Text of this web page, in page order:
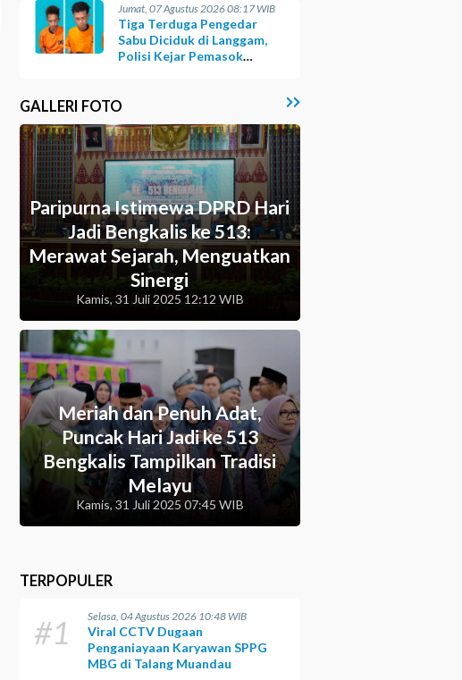
Jumat, 07 Agustus 2026 08:17 WIB
Tiga Terduga Pengedar
Sabu Diciduk di Langgam,
Polisi Kejar Pemasok
GALLERI FOTO
Paripurna Istimewa DPRD Hari
Jadi Bengkalis ke 513:
Merawat Sejarah, Menguatkan
Sinergi
Kamis, 31 Juli 2025 12:12 WIB
Meriah dan Penuh Adat,
Puncak Hari Jadi ke 513
Bengkalis Tampilkan Tradisi
Melayu
Kamis, 31 Juli 2025 07:45 WIB
TERPOPULER
#1 Selasa, 04 Agustus 2026 10:48 WIB
Viral CCTV Dugaan
Penganiayaan Karyawan SPPG
MBG di Talang Muandau